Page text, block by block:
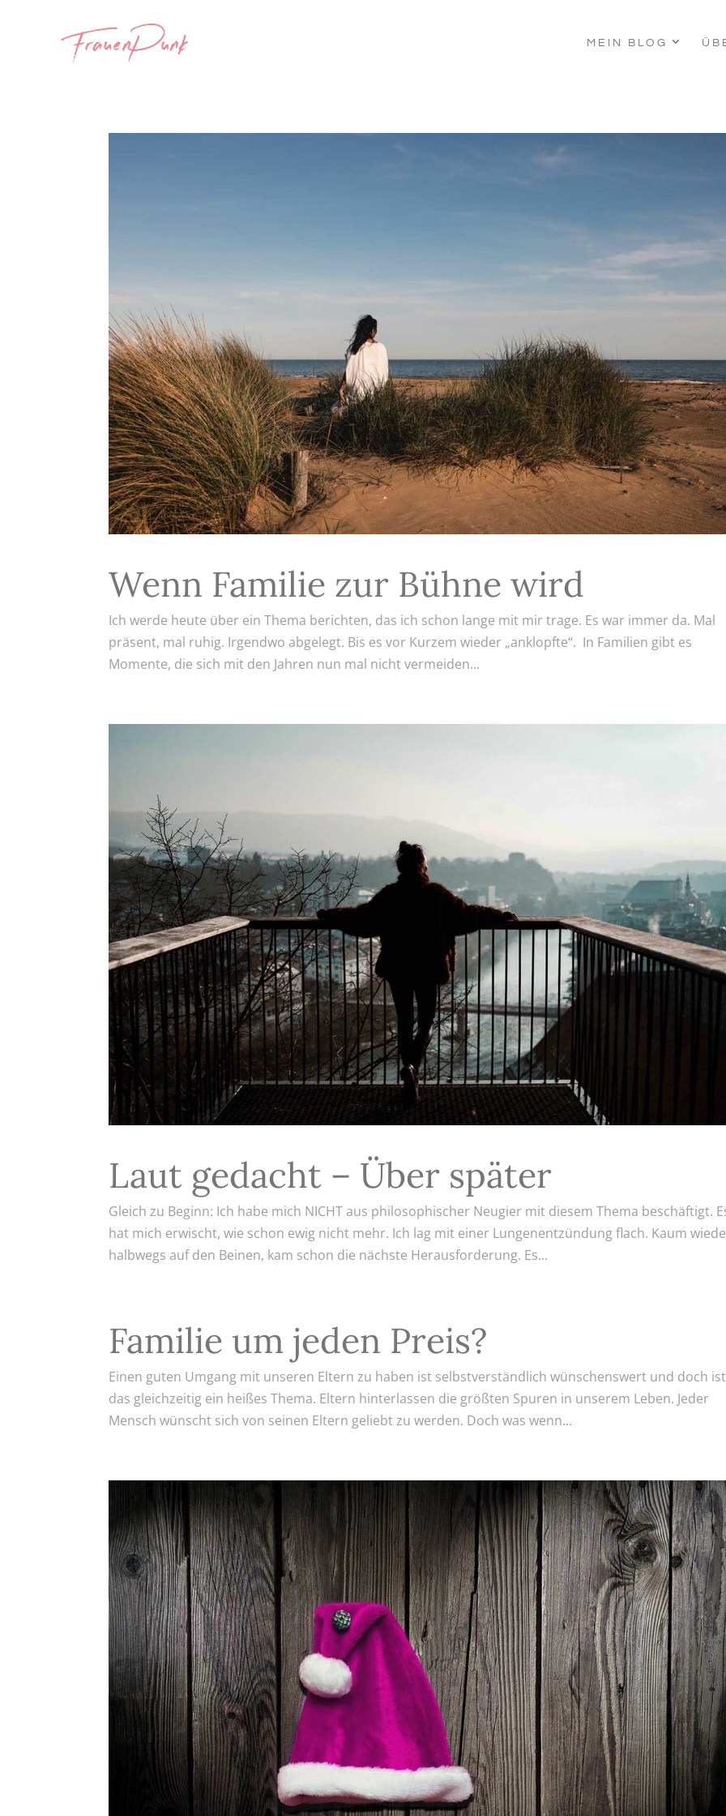
MEIN BLOG
Wenn Familie zur Bühne wird
Ich werde heute über ein Thema berichten, das ich schon lange mit mir trage. Es war immer da. Mal
präsent, mal ruhig. Irgendwo abgelegt. Bis es vor Kurzem wieder „anklopfte“. In Familien gibt es
Momente, die sich mit den Jahren nun mal nicht vermeiden...
Laut gedacht – Über später
Gleich zu Beginn: Ich habe mich NICHT aus philosophischer Neugier mit diesem Thema beschäftigt.
hat mich erwischt, wie schon ewig nicht mehr. Ich lag mit einer Lungenentzündung flach. Kaum
halbwegs auf den Beinen, kam schon die nächste Herausforderung. Es...
Familie um jeden Preis?
Einen guten Umgang mit unseren Eltern zu haben ist selbstverständlich wünschenswert und doch ist
das gleichzeitig ein heißes Thema. Eltern hinterlassen die größten Spuren in unserem Leben. Jeder
Mensch wünscht sich von seinen Eltern geliebt zu werden. Doch was wenn...